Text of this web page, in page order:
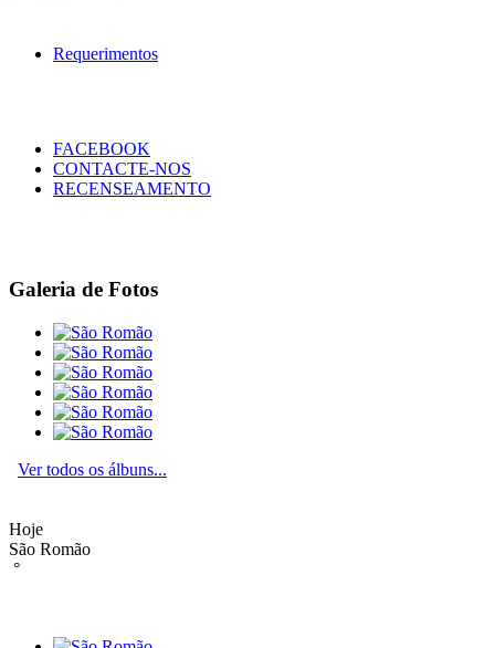
Requerimentos
FACEBOOK
CONTACTE-NOS
RECENSEAMENTO
Galeria de Fotos
Ver todos os álbuns...
Hoje
São Romão
°